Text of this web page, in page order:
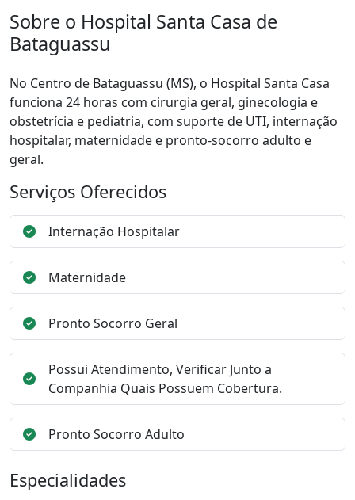
Sobre o Hospital Santa Casa de
Bataguassu
No Centro de Bataguassu (MS), o Hospital Santa Casa
funciona 24 horas com cirurgia geral, ginecologia e
obstetrícia e pediatria, com suporte de UTI, internação
hospitalar, maternidade e pronto-socorro adulto e
geral.
Serviços Oferecidos
Internação Hospitalar
Maternidade
Pronto Socorro Geral
Possui Atendimento, Verificar Junto a
Companhia Quais Possuem Cobertura.
Pronto Socorro Adulto
Especialidades